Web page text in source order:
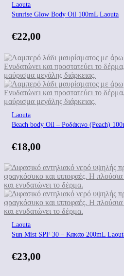
Laouta
Sunrise Glow Body Oil 100mL Laouta
€22,00
Laouta
Beach body Oil – Ροδάκινο (Peach)
€18,00
Laouta
Sun Mist SPF 30 – Κακάο 200mL
€23,00